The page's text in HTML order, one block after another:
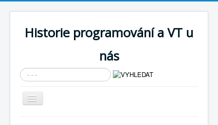
Historie programování a VT u
nás
Vyhledávání...
Přepnout
navigaci